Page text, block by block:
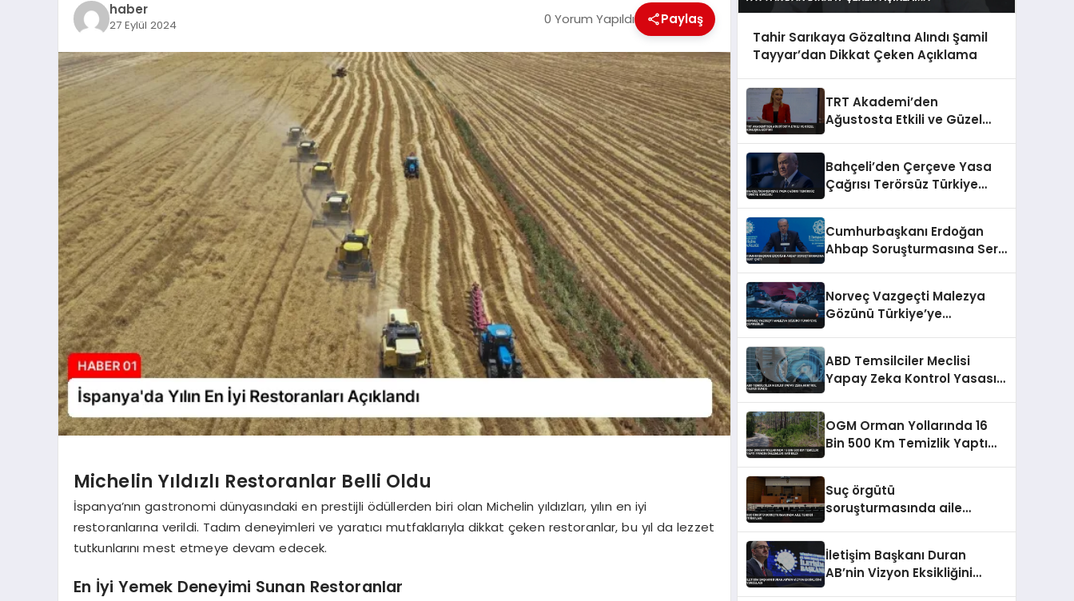
haber
27 Eylül 2024 0 Yorum Yapıldı Paylaş
Michelin Yıldızlı Restoranlar Belli Oldu
İspanya’nın gastronomi dünyasındaki en prestijli ödüllerden biri olan Michelin yıldızları, yılın en iyi
restoranlarına verildi. Tadım deneyimleri ve yaratıcı mutfaklarıyla dikkat çeken restoranlar, bu yıl da lezzet
tutkunlarını mest etmeye devam edecek.
En İyi Yemek Deneyimi Sunan Restoranlar
Tahir Sarıkaya Gözaltına Alındı Şamil
Tayyar’dan Dikkat Çeken Açıklama
TRT Akademi’den
Ağustosta Etkili ve Güzel
Bahçeli’den Çerçeve Yasa
Çağrısı Terörsüz Türkiye
Cumhurbaşkanı Erdoğan
Ahbap Soruşturmasına Sert
Norveç Vazgeçti Malezya
Gözünü Türkiye’ye
ABD Temsilciler Meclisi
Yapay Zeka Kontrol Yasası
OGM Orman Yollarında 16
Bin 500 Km Temizlik Yaptı
Suç örgütü
soruşturmasında aile
İletişim Başkanı Duran
AB’nin Vizyon Eksikliğini